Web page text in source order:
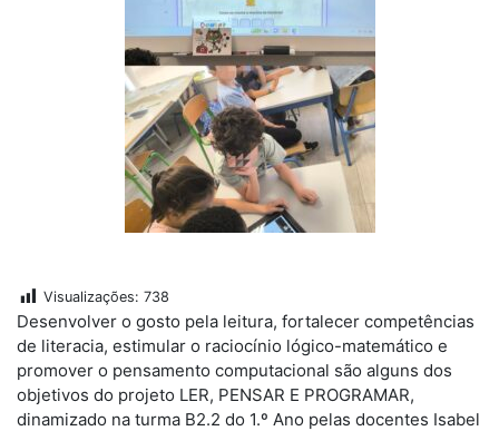
Visualizações: 738
Desenvolver o gosto pela leitura, fortalecer competências
de literacia, estimular o raciocínio lógico-matemático e
promover o pensamento computacional são alguns dos
objetivos do projeto LER, PENSAR E PROGRAMAR,
dinamizado na turma B2.2 do 1.º Ano pelas docentes Isabel